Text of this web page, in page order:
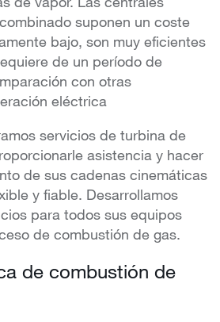
suponen un coste
bajo, son muy eficientes
de un período de
con otras
eléctrica
servicios de turbina de
asistencia y hacer
de sus cadenas cinemáticas
y fiable. Desarrollamos
para todos sus equipos
de combustión de gas.
de combustión de